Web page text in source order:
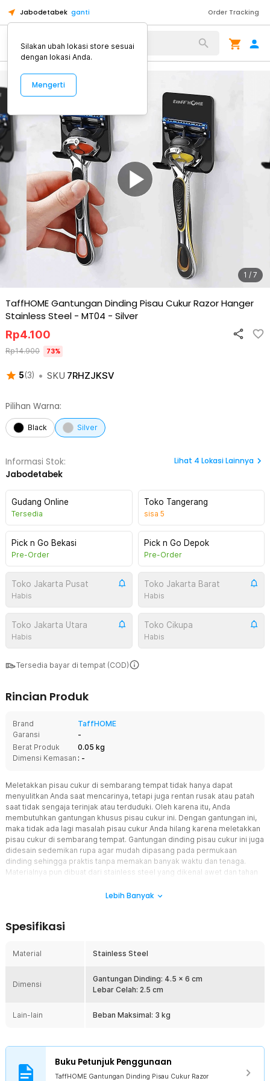
Jabodetabek ganti Order Tracking
Alat Kopi
1 / 7
TaffHOME Gantungan Dinding Pisau Cukur Razor Hanger
Stainless Steel - MT04 - Silver
5(3) • SKU 7RHZJKSV
Rp4.100
Rp14.900 73%
Pilihan Warna:
Black Silver
Informasi Stok:
Jabodetabek
Lihat 4 Lokasi Lainnya
Gudang Online
Tersedia
Toko Tangerang
sisa 5
Pick n Go Bekasi
Pre-Order
Pick n Go Depok
Pre-Order
Toko Jakarta Pusat
Habis
Toko Jakarta Barat
Habis
Toko Jakarta Utara
Habis
Toko Cikupa
Habis
Tersedia bayar di tempat (COD)
Rincian Produk
Brand
TaffHOME
Garansi
-
Berat Produk
0.05 kg
Dimensi Kemasan : -
Meletakkan pisau cukur di sembarang tempat tidak hanya dapat
menyulitkan Anda saat mencarinya, tetapi juga rentan rusak atau patah
saat tidak sengaja terinjak atau terduduki. Oleh karena itu, Anda
membutuhkan gantungan khusus pisau cukur ini. Dengan gantungan ini,
maka tidak ada lagi masalah pisau cukur Anda hilang karena meletakkan
pisau cukur di sembarang tempat. Gantungan dinding pisau cukur ini juga
didesain sedemikan rupa agar mudah dipasang pada permukaan
dinding sehingga praktis tanpa memakan banyak waktu dan tenaga.
Materialnya pun dibuat dari stainless steel yang dikenal awet dan tahan
Bahan Stainless Steel
mudah patah. Bahan ini juga aman digunakan di dapur atau kamar
Gantungan yang Kuat
Gantungan dinding ini dapat menahan beban hingga 3 kg sehingga
dapat mudah terpasang pada gantungan pisau cukur ini.
perlu lagi merusak atau melubangi dinding hanya untuk memasang
gantungan ini. Dengan metode tempel, hanya perlu beberapa detik
Lebih Banyak
Spesifikasi
Material Stainless Steel
Dimensi
Gantungan Dinding: 4.5 x 6 cm
Lebar Celah: 2.5 cm
Lain-lain Beban Maksimal: 3 kg
Buku Petunjuk Penggunaan
TaffHOME Gantungan Dinding Pisau Cukur Razor
Silakan ubah lokasi store sesuai
dengan lokasi Anda.
Mengerti